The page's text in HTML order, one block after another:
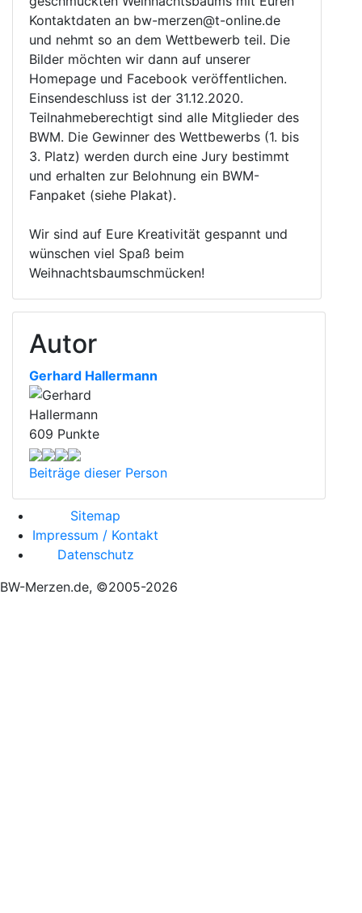
Kontaktdaten an bw-merzen@t-online.de
und nehmt so an dem Wettbewerb teil. Die
Bilder möchten wir dann auf unserer
Homepage und Facebook veröffentlichen.
Einsendeschluss ist der 31.12.2020.
Teilnahmeberechtigt sind alle Mitglieder des
BWM. Die Gewinner des Wettbewerbs (1. bis
3. Platz) werden durch eine Jury bestimmt
und erhalten zur Belohnung ein BWM-
Fanpaket (siehe Plakat).
Wir sind auf Eure Kreativität gespannt und
wünschen viel Spaß beim
Weihnachtsbaumschmücken!
Autor
Gerhard Hallermann
609 Punkte
Beiträge dieser Person
Sitemap
Impressum / Kontakt
Datenschutz
BW-Merzen.de, ©2005-2026